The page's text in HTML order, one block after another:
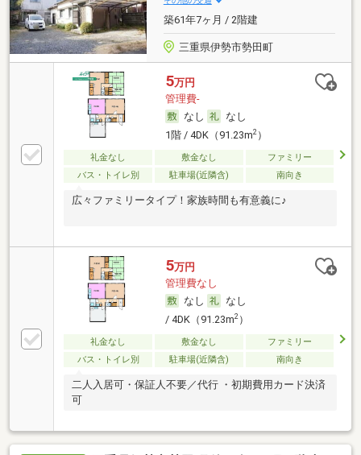
築61年7ヶ月 / 2階建
三重県伊勢市勢田町
5万円
管理費-
なし
なし
1階 / 4DK（91.23m2）
礼金なし 敷金なし
ファミリー
バス・トイレ別
駐車場(近隣含) 南向き
広々ファミリータイプ！家族時間も有意義に♪
5万円
管理費なし
なし
なし
/ 4DK（91.23m2）
礼金なし 敷金なし
ファミリー
バス・トイレ別
駐車場(近隣含) 南向き
二人入居可・保証人不要／代行 ・初期費用カード決済
可